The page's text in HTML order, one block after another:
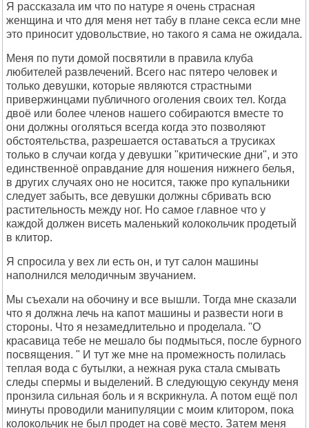
Я рассказала им что по натуре я очень страсная
женщина и что для меня нет табу в плане секса если мне
это приносит удовольствие, но такого я сама не ожидала.
Меня по пути домой посвятили в правила клуба
любителей развлечений. Всего нас пятеро человек и
только девушки, которые являются страстными
привержинцами публичного оголения своих тел. Когда
двоё или более членов нашего собираются вместе то
они должны оголяться всегда когда это позволяют
обстоятельства, разрешается оставаться а трусиках
только в случаи когда у девушки "критические дни", и это
единственноё оправдание для ношения нижнего белья,
в других случаях оно не носится, также про купальники
следует забыть, все девушки должны сбривать всю
растительность между ног. Но самое главное что у
каждой должен висеть маленький колокольчик продетый
в клитор.
Я спросила у вех ли есть он, и тут салон машины
наполнился мелодичным звучанием.
Мы съехали на обочину и все вышли. Тогда мне сказали
что я должна лечь на капот машины и развести ноги в
стороны. Что я незамедлительно и проделала. "О
красавица тебе не мешало бы подмыться, после бурного
посвящения. " И тут же мне на промежность полилась
теплая вода с бутылки, а нежная рука стала смывать
следы спермы и выделений. В следующую секунду меня
пронзила сильная боль и я вскрикнула. А потом ещё пол
минуты проводили манипуляции с моим клитором, пока
колокольчик не был продет на совё место. Затем меня